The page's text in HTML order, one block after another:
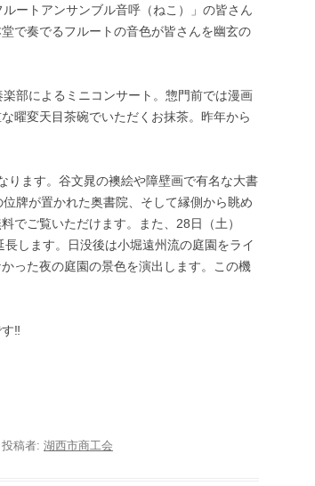
ートアンサンブル音呼（ねこ）」の皆さん
で奏でるフルートの音色が皆さんを幽玄の
部によるミニコンサート。惣門前では漫画
曜変天目茶碗でいただくお抹茶。昨年から
ります。谷文晁の襖絵や障壁画で有名な大書
牌が置かれた奥書院、そして縁側から眺め
でご覧いただけます。また、28日（土）
します。日没後は小堀遠州流の庭園をライ
った夜の庭園の景色を演出します。この機
‼
投稿者: 湖西市商工会